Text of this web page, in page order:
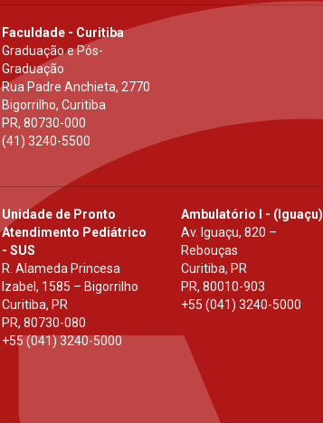
Faculdade - Curitiba
Graduação e Pós-
Graduação
Rua Padre Anchieta, 2770
Bigorrilho, Curitiba
PR, 80730-000
(41) 3240-5500
Unidade de Pronto
Atendimento Pediátrico
- SUS
R. Alameda Princesa
Izabel, 1585 – Bigorrilho
Curitiba, PR
PR, 80730-080
+55 (041) 3240-5000
Ambulatório I - (Iguaçu)
Av. Iguaçu, 820 –
Rebouças
Curitiba, PR
PR, 80010-903
+55 (041) 3240-5000